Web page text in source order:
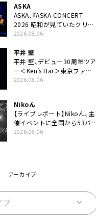
YouTube公開
ASKA
ASKA、『ASKA CONCERT
2026 昭和が見ていたクリス
マス!? 』発売＆上映決定
2026.08.06
平井 堅
平井 堅、デビュー30周年ツア
ー＜Ken’s Bar＞東京ファイ
ナル公演の映像商品化決定。
2026.08.06
Nikoん
【ライブレポート】Nikoん、主
催イベントに全国から53バ
ンドが出演「自分たちが積み
2026.08.06
アーカイブ